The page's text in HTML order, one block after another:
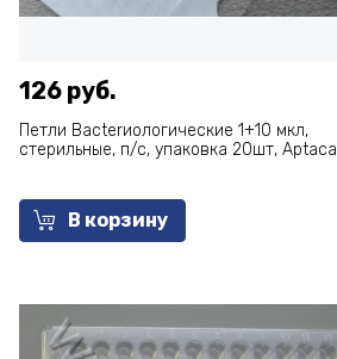
126 руб.
Петли Bacterиологические 1+10 мкл,
стерильные, п/с, упаковка 20шт, Aptaca
В корзину